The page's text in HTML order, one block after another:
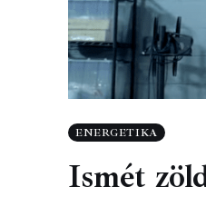
ENERGETIKA
Ismét